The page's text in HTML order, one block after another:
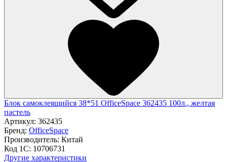
Блок самоклеящийся 38*51 OfficeSpace 362435 100л., желтая
пастель
Артикул: 362435
Бренд: OfficeSpace
Производитель: Китай
Код 1С: 10706731
Другие характеристики